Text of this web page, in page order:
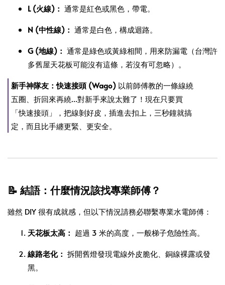
L (火線)： 通常是紅色或黑色，帶電。
N (中性線)： 通常是白色，構成迴路。
G (地線)： 通常是綠色或黃綠相間，用來防漏電（台灣許
多舊屋天花板可能沒有這條，若沒有可忽略）。
新手神隊友：快速接頭 (Wago) 以前師傅教的一條線繞
五圈、折回來再繞...對新手來說太難了！現在只要買
「快速接頭」，把線剝好皮，插進去扣上，三秒鐘就搞
定，而且比手纏更緊、更安全。
📝 結語：什麼情況該找專業師傅？
雖然 DIY 很有成就感，但以下情況請務必聯繫專業水電師傅：
天花板太高： 超過 3 米的高度，一般梯子危險性高。
線路老化： 拆開舊燈發現電線外皮脆化、銅線裸露或發
黑。